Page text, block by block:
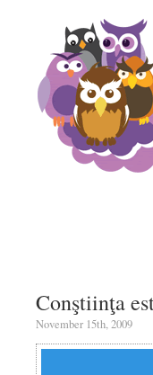
Conştiinţa
November 15th, 2009